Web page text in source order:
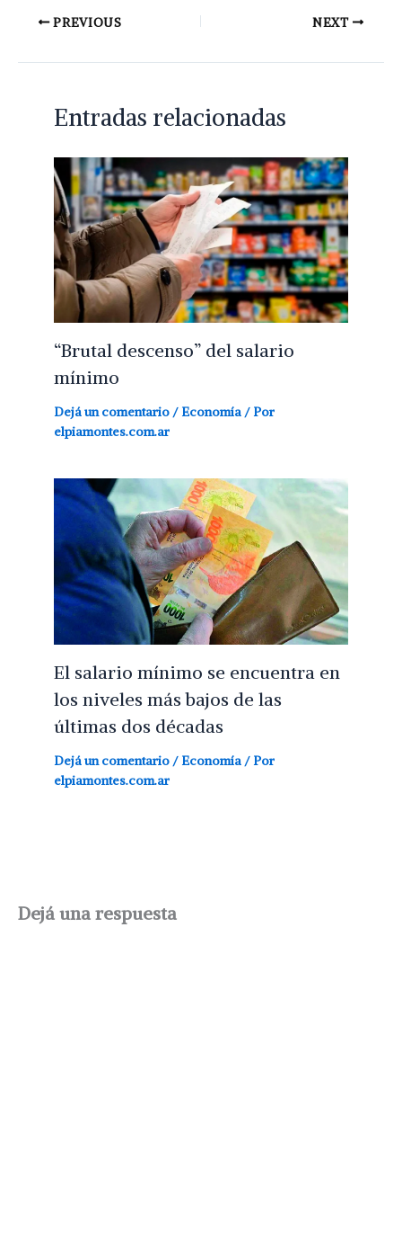
PREVIOUS NEXT
Entradas relacionadas
“Brutal descenso” del salario
mínimo
Dejá un comentario / Economía / Por
elpiamontes.com.ar
El salario mínimo se encuentra en
los niveles más bajos de las
últimas dos décadas
Dejá un comentario / Economía / Por
elpiamontes.com.ar
Dejá una respuesta